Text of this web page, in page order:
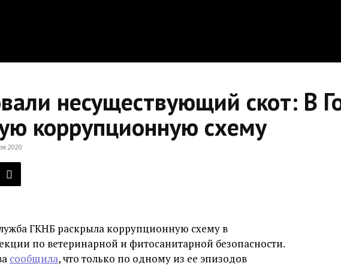
несуществующий скот: В
коррупционную схему
2020
ГКНБ раскрыла коррупционную схему в
по ветеринарной и фитосанитарной безопасности.
сообщила, что только по одному из ее эпизодов